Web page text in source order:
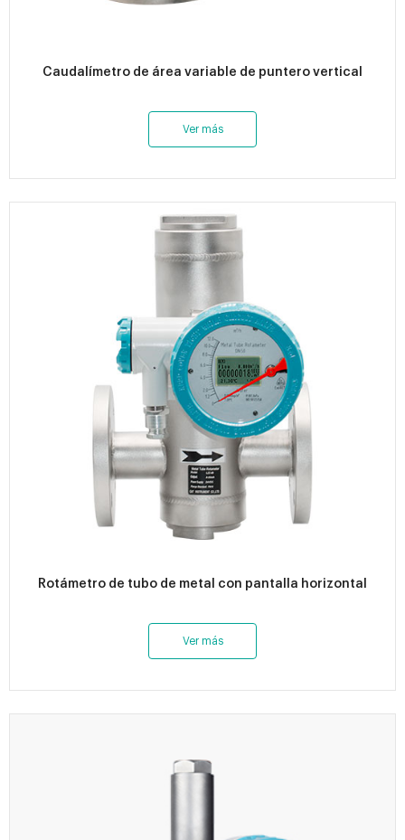
Caudalímetro de área variable de puntero vertical
Ver más
Rotámetro de tubo de metal con pantalla horizontal
Ver más